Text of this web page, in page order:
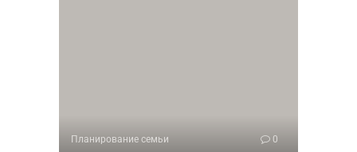
Планирование семьи 0